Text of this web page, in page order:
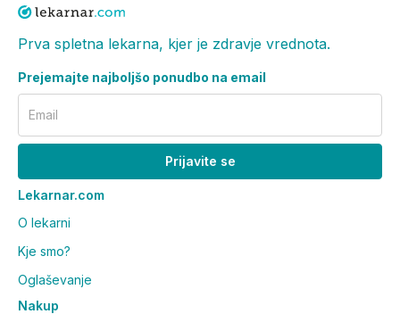
Prva spletna lekarna, kjer je zdravje vrednota.
Prejemajte najboljšo ponudbo na email
Email
Prijavite se
Lekarnar.com
O lekarni
Kje smo?
Oglaševanje
Nakup